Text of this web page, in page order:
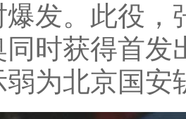
爆发。此役
时获得首发
为北京国安